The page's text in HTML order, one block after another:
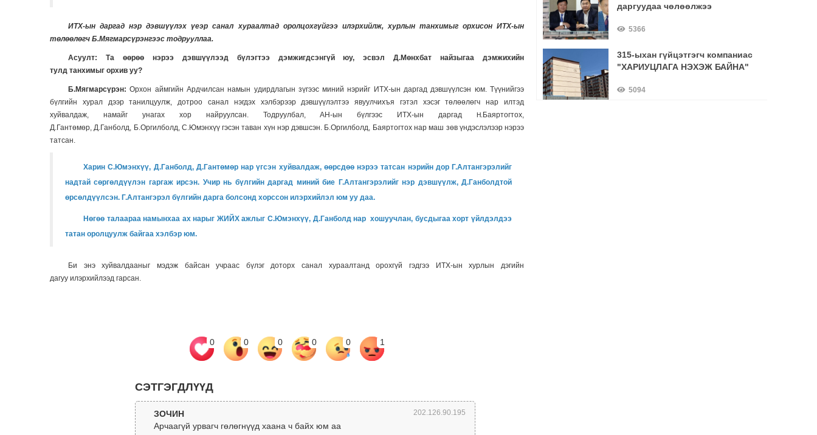
ИТХ-ын даргад нэр дэвшүүлэх үеэр санал хураалтад оролцохгүйгээ илэрхийлж, хурлын танхимыг орхисон ИТХ-ын
төлөөлөгч Б.Мягмарсүрэнгээс тодрууллаа.
Асуулт: Та өөрөө нэрээ дэвшүүлээд бүлэгтээ дэмжигдсэнгүй юу, эсвэлД.Мөнхбат найзыгаа
дэмжихийн
тулд танхимыг орхив уу?
Б.Мягмарсүрэн:Орхон аймгийн Ардчилсан намын удирдлагын зүгээс миний нэрийг ИТХ-ын даргад дэвшүүлсэн юм. Түүнийгээ
бүлгийн хурал дээр танилцуулж, дотроо санал нэгдэх хэлбэрээр дэвшүүлэлтээ явуулчихъя гэтэл хэсэг төлөөлөгч нар илтэд
хуйвалдаж, намайг унагах хор найруулсан. Тодруулбал, АН-ын бүлгээс ИТХ-ын даргад Н.Баяртогтох,
Д.Гантөмөр, Д.Ганболд, Б.Оргилболд, С.Юмэнхүү гэсэн таван хүн нэр дэвшсэн. Б.Оргилболд, Баяртогтох нар маш зөв үндэслэлээр нэрээ
татсан.
Харин С.Юмэнхүү, Д.Ганболд, Д.Гантөмөр нар үгсэн хуйвалдаж, өөрсдөө нэрээ татсан нэрийн дор Г.Алтангэрэлийг
надтай сөргөлдүүлэн гаргаж ирсэн. Учир нь бүлгийн даргад миний бие Г.Алтангэрэлийг нэр дэвшүүлж, Д.Ганболдтой
өрсөлдүүлсэн. Г.Алтангэрэл бүлгийн дарга болсонд хорссон илэрхийлэл юм уу даа.
Нөгөө талаараа намынхаа ах нарыг ЖИЙХ ажлыг С.Юмэнхүү, Д.Ганболд нар хошуучлан, бусдыгаа хорт үйлдэлдээ
татан оролцуулж байгаа хэлбэр юм.
Би энэ хуйвалдааныг мэдэж байсан учраас бүлэг доторх санал хураалтанд орохгүй гэдгээ
ИТХ-ын хурлын дэгийн
дагуу илэрхийлээд гарсан.
0 0 0 0 0 1
СЭТГЭГДЛҮҮД
ЗОЧИН 202.126.90.195
Арчаагүй урвагч гөлөгнүүд хаана ч байх юм аа
даргуудаа чөлөөлжээ
5366
315-ыхан гүйцэтгэгч компаниас
"ХАРИУЦЛАГА НЭХЭЖ БАЙНА"
5094